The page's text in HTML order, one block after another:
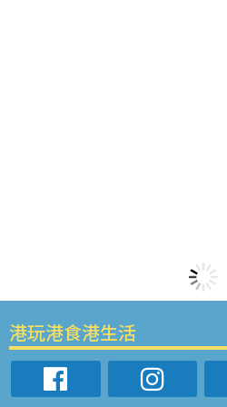
港玩港食港生活